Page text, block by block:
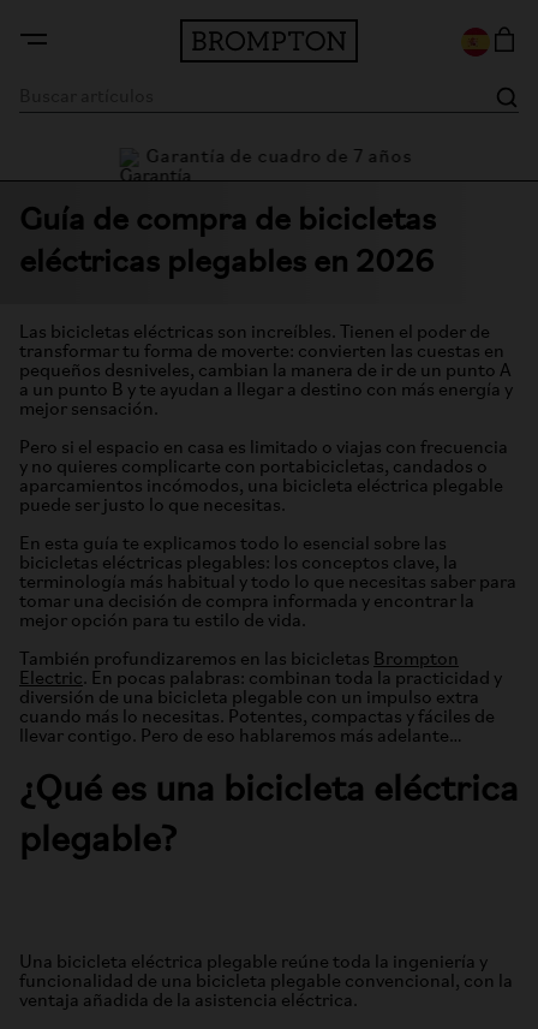
Garantía de cuadro de 7 años
Guía de compra de bicicletas
eléctricas plegables en 2026
Las bicicletas eléctricas son increíbles. Tienen el poder de
transformar tu forma de moverte: convierten las cuestas en
pequeños desniveles, cambian la manera de ir de un punto A
a un punto B y te ayudan a llegar a destino con más energía y
mejor sensación.
Pero si el espacio en casa es limitado o viajas con frecuencia
y no quieres complicarte con portabicicletas, candados o
aparcamientos incómodos, una bicicleta eléctrica plegable
puede ser justo lo que necesitas.
En esta guía te explicamos todo lo esencial sobre las
bicicletas eléctricas plegables: los conceptos clave, la
terminología más habitual y todo lo que necesitas saber para
tomar una decisión de compra informada y encontrar la
mejor opción para tu estilo de vida.
También profundizaremos en las bicicletas Brompton
Electric. En pocas palabras: combinan toda la practicidad y
diversión de una bicicleta plegable con un impulso extra
cuando más lo necesitas. Potentes, compactas y fáciles de
llevar contigo. Pero de eso hablaremos más adelante…
¿Qué es una bicicleta eléctrica
plegable?
Una bicicleta eléctrica plegable reúne toda la ingeniería y
funcionalidad de una bicicleta plegable convencional, con la
ventaja añadida de la asistencia eléctrica.